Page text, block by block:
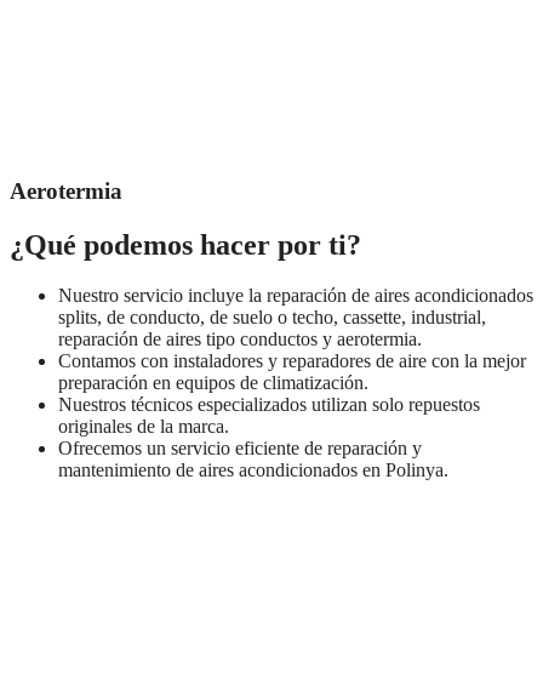
Aerotermia
¿Qué podemos hacer por ti?
Nuestro servicio incluye la reparación de aires acondicionados
splits, de conducto, de suelo o techo, cassette, industrial,
reparación de aires tipo conductos y aerotermia.
Contamos con instaladores y reparadores de aire con la mejor
preparación en equipos de climatización.
Nuestros técnicos especializados utilizan solo repuestos
originales de la marca.
Ofrecemos un servicio eficiente de reparación y
mantenimiento de aires acondicionados en Polinya.